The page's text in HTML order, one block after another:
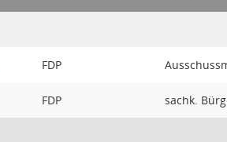
FDP
FDP sachk.